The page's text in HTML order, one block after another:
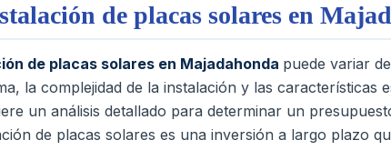
de placas solares en
de placas solares en Majadahonda puede variar
la complejidad de la instalación y las características
un análisis detallado para determinar un
de placas solares es una inversión a largo plazo